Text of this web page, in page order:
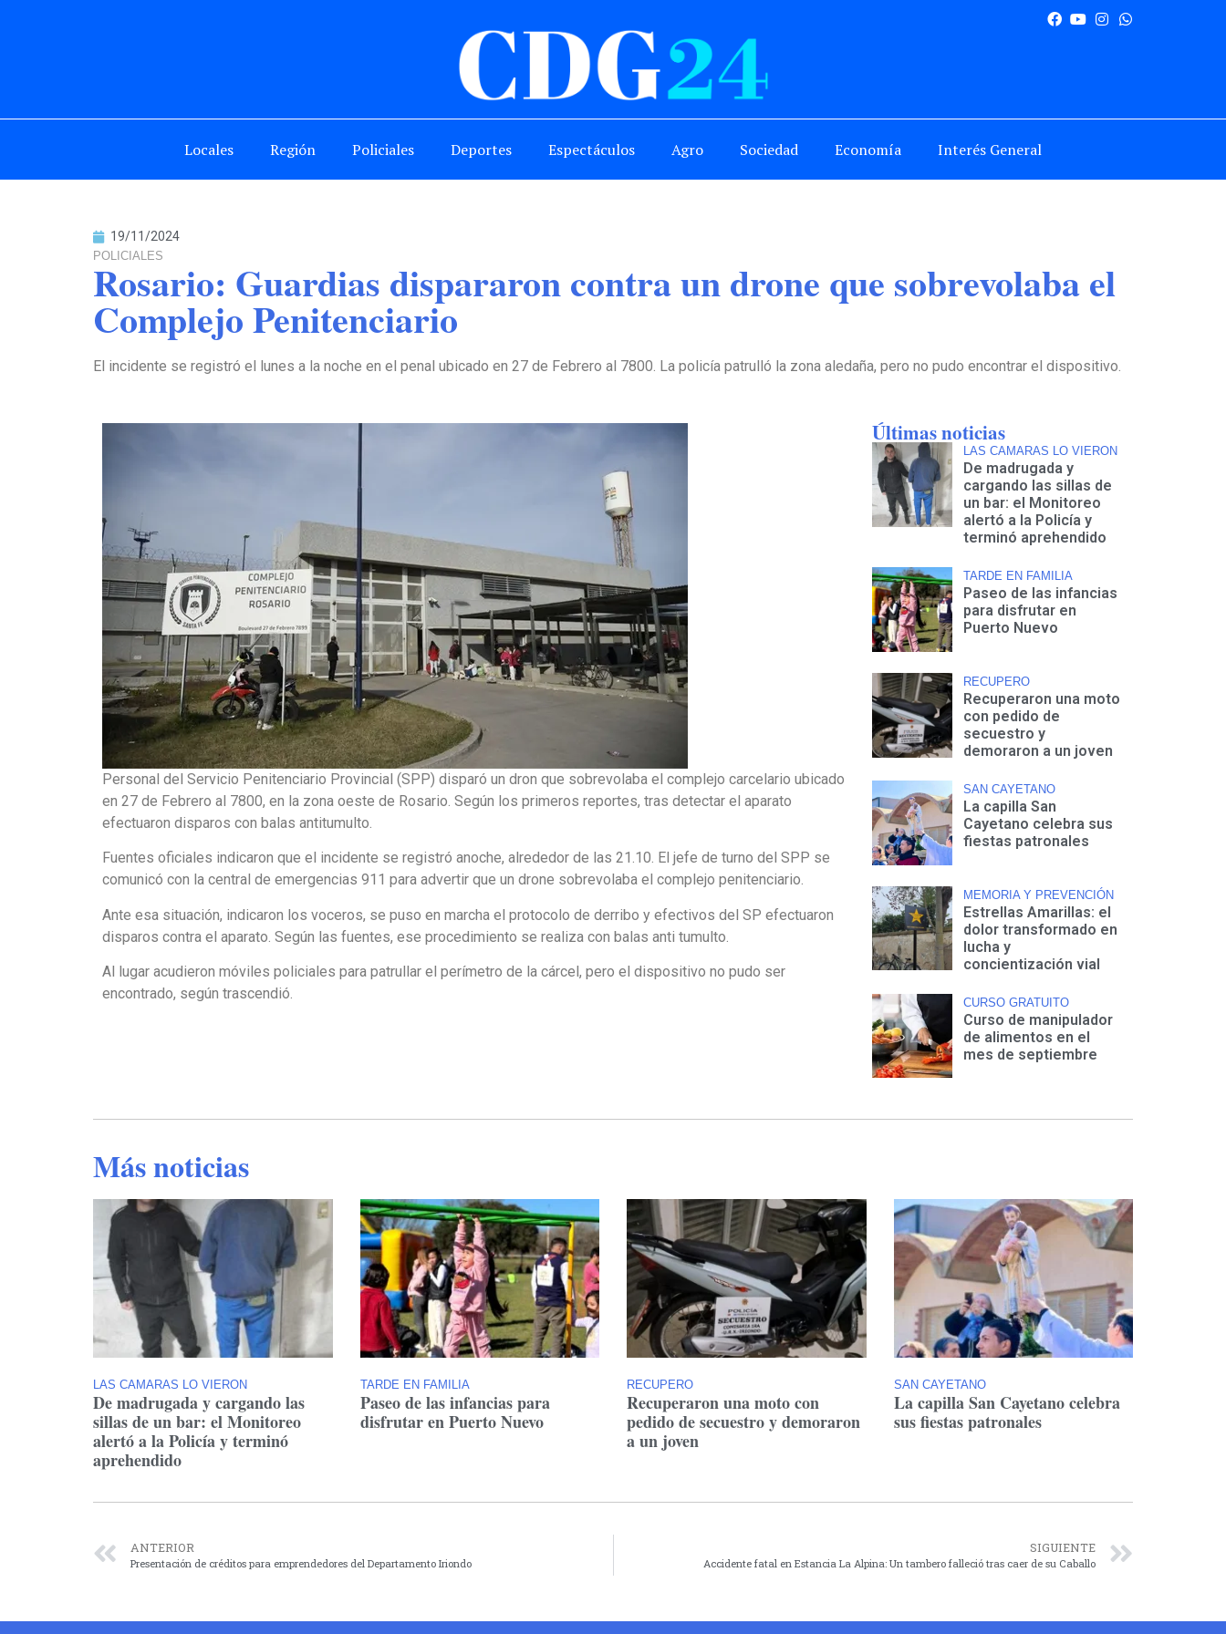
Locales Región Policiales Deportes Espectáculos Agro Sociedad Economía Interés General
19/11/2024
POLICIALES
Rosario: Guardias dispararon contra un drone que sobrevolaba el
Complejo Penitenciario
El incidente se registró el lunes a la noche en el penal ubicado en 27 de Febrero al 7800. La policía patrulló la zona aledaña, pero no pudo encontrar el dispositivo.
Personal del Servicio Penitenciario Provincial (SPP) disparó un dron que sobrevolaba el complejo carcelario ubicado
en 27 de Febrero al 7800, en la zona oeste de Rosario. Según los primeros reportes, tras detectar el aparato
efectuaron disparos con balas antitumulto.
Fuentes oficiales indicaron que el incidente se registró anoche, alrededor de las 21.10. El jefe de turno del SPP se
comunicó con la central de emergencias 911 para advertir que un drone sobrevolaba el complejo penitenciario.
Ante esa situación, indicaron los voceros, se puso en marcha el protocolo de derribo y efectivos del SP efectuaron
disparos contra el aparato. Según las fuentes, ese procedimiento se realiza con balas anti tumulto.
Al lugar acudieron móviles policiales para patrullar el perímetro de la cárcel, pero el dispositivo no pudo ser
encontrado, según trascendió.
Últimas noticias
LAS CAMARAS LO VIERON
De madrugada y
cargando las sillas de
un bar: el Monitoreo
alertó a la Policía y
terminó aprehendido
TARDE EN FAMILIA
Paseo de las infancias
para disfrutar en
Puerto Nuevo
RECUPERO
Recuperaron una moto
con pedido de
secuestro y
demoraron a un joven
SAN CAYETANO
La capilla San
Cayetano celebra sus
fiestas patronales
MEMORIA Y PREVENCIÓN
Estrellas Amarillas: el
dolor transformado en
lucha y
concientización vial
CURSO GRATUITO
Curso de manipulador
de alimentos en el
mes de septiembre
Más noticias
LAS CAMARAS LO VIERON
De madrugada y cargando las
sillas de un bar: el Monitoreo
alertó a la Policía y terminó
aprehendido
TARDE EN FAMILIA
Paseo de las infancias para
disfrutar en Puerto Nuevo
RECUPERO
Recuperaron una moto con
pedido de secuestro y demoraron
a un joven
SAN CAYETANO
La capilla San Cayetano celebra
sus fiestas patronales
ANTERIOR
Presentación de créditos para emprendedores del Departamento Iriondo
SIGUIENTE
Accidente fatal en Estancia La Alpina: Un tambero falleció tras caer de su Caballo